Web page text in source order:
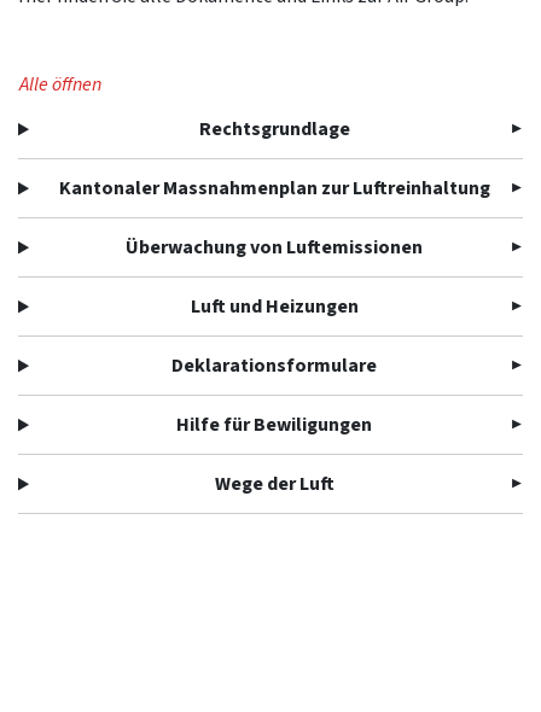
Alle öffnen
Rechtsgrundlage
Kantonaler Massnahmenplan zur Luftreinhaltung
Überwachung von Luftemissionen
Luft und Heizungen
Deklarationsformulare
Hilfe für Bewiligungen
Wege der Luft